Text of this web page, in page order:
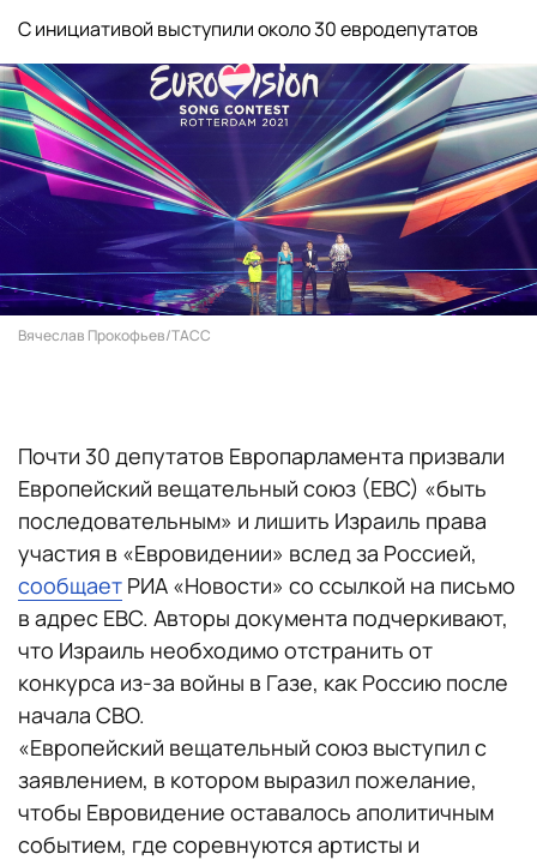
С инициативой выступили около 30 евродепутатов
Вячеслав Прокофьев/ТАСС
Почти 30 депутатов Европарламента призвали
Европейский вещательный союз (ЕВС) «быть
последовательным» и лишить Израиль права
участия в «Евровидении» вслед за Россией,
сообщает РИА «Новости» со ссылкой на письмо
в адрес ЕВС. Авторы документа подчеркивают,
что Израиль необходимо отстранить от
конкурса из-за войны в Газе, как Россию после
начала СВО.
«Европейский вещательный союз выступил с
заявлением, в котором выразил пожелание,
чтобы Евровидение оставалось аполитичным
событием, где соревнуются артисты и